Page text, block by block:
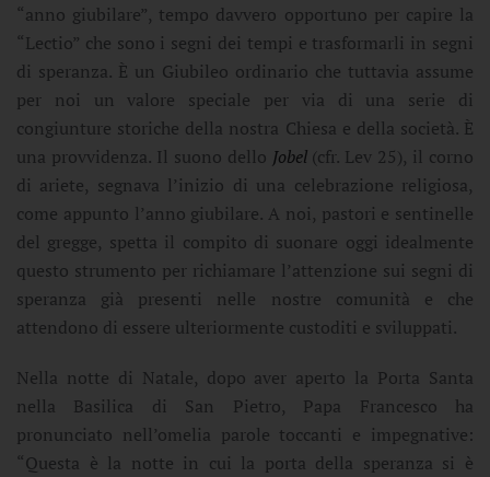
“anno giubilare”, tempo davvero opportuno per capire la
“Lectio” che sono i segni dei tempi e trasformarli in segni
di speranza. È un Giubileo ordinario che tuttavia assume
per noi un valore speciale per via di una serie di
congiunture storiche della nostra Chiesa e della società. È
una provvidenza. Il suono dello Jobel(cfr. Lev 25), il corno
di ariete, segnava l’inizio di una celebrazione religiosa,
come appunto l’anno giubilare. A noi, pastori e sentinelle
del gregge, spetta il compito di suonare oggi idealmente
questo strumento per richiamare l’attenzione sui segni di
speranza già presenti nelle nostre comunità e che
attendono di essere ulteriormente custoditi e sviluppati.
Nella notte di Natale, dopo aver aperto la Porta Santa
nella Basilica di San Pietro, Papa Francesco ha
pronunciato nell’omelia parole toccanti e impegnative:
“Questa è la notte in cui la porta della speranza si è